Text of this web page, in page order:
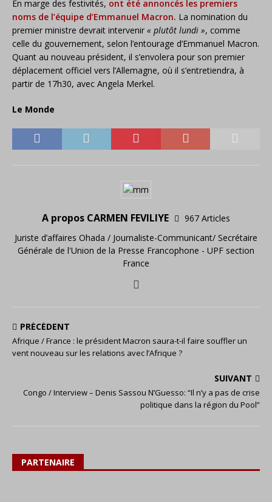
En marge des festivités, ont été annoncés les premiers
noms de l’équipe d’Emmanuel Macron. La nomination du
premier ministre devrait intervenir « plutôt lundi », comme
celle du gouvernement, selon l’entourage d’Emmanuel Macron.
Quant au nouveau président, il s’envolera pour son premier
déplacement officiel vers l’Allemagne, où il s’entretiendra, à
partir de 17h30, avec Angela Merkel.
Le Monde
A propos CARMEN FEVILIYE
967 Articles
Juriste d’affaires Ohada / Journaliste-Communicant/ Secrétaire
Générale de l'Union de la Presse Francophone - UPF section
France
PRÉCÉDENT
Afrique / France : le président Macron saura-t-il faire souffler un
vent nouveau sur les relations avec l’Afrique ?
SUIVANT
Congo / Interview – Denis Sassou N’Guesso: “Il n’y a pas de crise
politique dans la région du Pool”
PARTENAIRE